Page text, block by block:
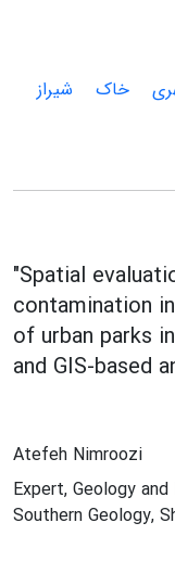
خاک
شیراز
"Spatial
contamination
of urban parks
and GIS-based
Atefeh Nimroozi
Expert, Geology
Southern Geology,